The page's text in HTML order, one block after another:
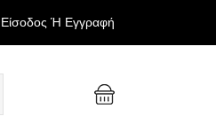
Είσοδος Ή Εγγραφή